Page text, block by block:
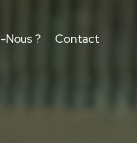
Nous ? Contact